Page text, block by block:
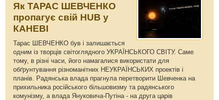
Як ТАРАС ШЕВЧЕНКО
пропагує свій HUB у
КАНЕВІ
Тарас ШЕВЧЕНКО був і залишається
одним із творців світоглядного УКРАЇНСЬКОГО СВІТУ. Саме
тому, в різні часи, його намагалися використати для
обґрунтування різноманітних НЕУКРАЇНСЬКИХ проектів і
планів. Радянська влада прагнула перетворити Шевченка на
прихильника російського більшовизму та радянського
комунізму, а влада Януковича-Путіна - на друга царів